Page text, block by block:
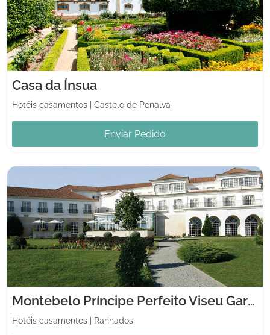
Casa da Ínsua
Hotéis casamentos Castelo de Penalva
Enviar Pedido
Montebelo Príncipe Perfeito Viseu Garden Hotel
Hotéis casamentos Ranhados